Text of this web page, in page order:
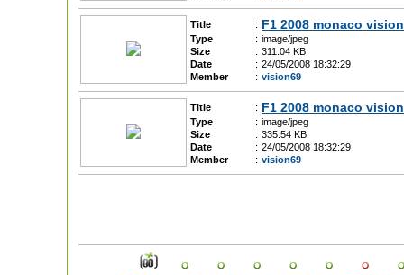
Title : F1 2008 monaco
Type : image/jpeg
Size
: 311.04 KB
Date
: 24/05/2008 18:32:29
Member
: vision69
Title : F1 2008 monaco
Type : image/jpeg
Size
: 335.54 KB
Date
: 24/05/2008 18:32:29
Member
: vision69